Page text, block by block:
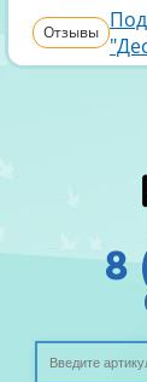
Отзывы
8